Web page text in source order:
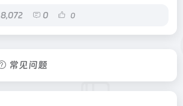
8,072 0 0
常见问题